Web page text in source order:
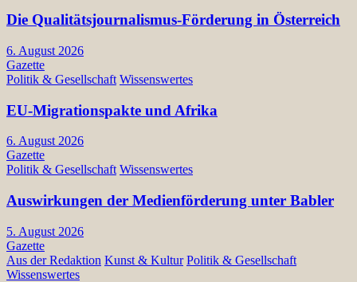
Die Qualitätsjournalismus-Förderung in Österreich
6. August 2026
Gazette
Politik & Gesellschaft Wissenswertes
EU-Migrationspakte und Afrika
6. August 2026
Gazette
Politik & Gesellschaft Wissenswertes
Auswirkungen der Medienförderung unter Babler
5. August 2026
Gazette
Aus der Redaktion Kunst & Kultur Politik & Gesellschaft
Wissenswertes